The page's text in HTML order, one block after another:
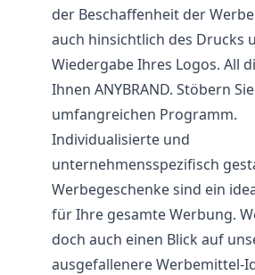
der Beschaffenheit der
auch hinsichtlich des Drucks
Wiedergabe Ihres Logos. All
Ihnen ANYBRAND. Stöbern
umfangreichen Programm.
Individualisierte und
unternehmensspezifisch
Werbegeschenke sind ein
für Ihre gesamte Werbung.
doch auch einen Blick auf
ausgefallenere Werbemittel-